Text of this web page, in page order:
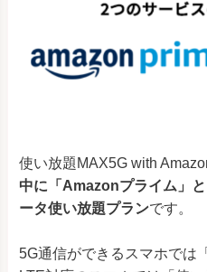
使い放題MAX5G with
中に「Amazonプライム」
ータ使い放題プランです。
5G通信ができるスマホでは